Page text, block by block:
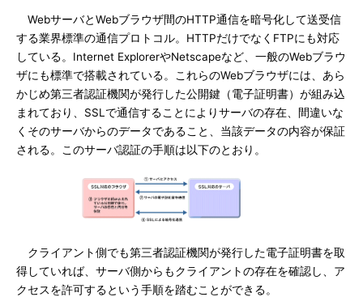
WebサーバとWebブラウザ間のHTTP通信を暗号化して送受信
する業界標準の通信プロトコル。HTTPだけでなくFTPにも対応
している。Internet ExplorerやNetscapeなど、一般のWebブラウ
ザにも標準で搭載されている。これらのWebブラウザには、あら
かじめ第三者認証機関が発行した公開鍵（電子証明書）が組み込
まれており、SSLで通信することによりサーバの存在、間違いな
くそのサーバからのデータであること、当該データの内容が保証
される。このサーバ認証の手順は以下のとおり。
クライアント側でも第三者認証機関が発行した電子証明書を取
得していれば、サーバ側からもクライアントの存在を確認し、ア
クセスを許可するという手順を踏むことができる。